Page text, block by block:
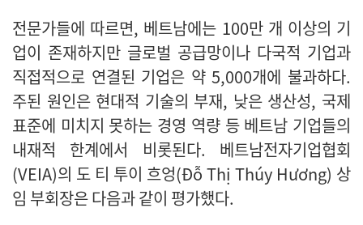
전문가들에 따르면, 베트남에는 100만 개 이상의 기
업이 존재하지만 글로벌 공급망이나 다국적 기업과
직접적으로 연결된 기업은 약 5,000개에 불과하다.
주된 원인은 현대적 기술의 부재, 낮은 생산성, 국제
표준에 미치지 못하는 경영 역량 등 베트남 기업들의
내재적 한계에서 비롯된다. 베트남전자기업협회
(VEIA)의 도 티 투이 흐엉(Đỗ Thị Thúy Hương) 상
임 부회장은 다음과 같이 평가했다.